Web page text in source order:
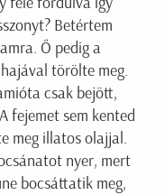
Betértem
Ő pedig a
törölte meg.
csak bejött,
fejemet sem kented
meg illatos olajjal.
nyer, mert
bocsáttatik meg,